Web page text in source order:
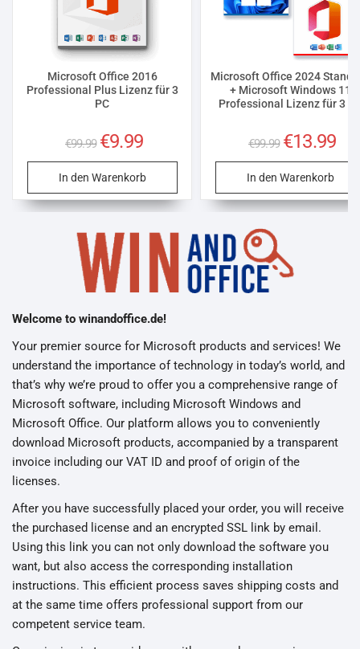
Microsoft Office 2016
Professional Plus Lizenz für 3
PC
€99.99 Ursprünglicher
Preis
war:
€99.99
€9.99
ist:
€9.99.
In den Warenkorb
Microsoft Office 2024
+ Microsoft Windows 11
Professional Lizenz für 3
€99.99 Ursprünglicher
Preis
war:
€99.99
€13.99
ist:
In den Warenkorb
Welcome to winandoffice.de!
Your premier source for Microsoft products and services! We
understand the importance of technology in today’s world, and
that’s why we’re proud to offer you a comprehensive range of
Microsoft software, including Microsoft Windows and
Microsoft Office. Our platform allows you to conveniently
download Microsoft products, accompanied by a transparent
invoice including our VAT ID and proof of origin of the
licenses.
After you have successfully placed your order, you will receive
the purchased license and an encrypted SSL link by email.
Using this link you can not only download the software you
want, but also access the corresponding installation
instructions. This efficient process saves shipping costs and
at the same time offers professional support from our
competent service team.